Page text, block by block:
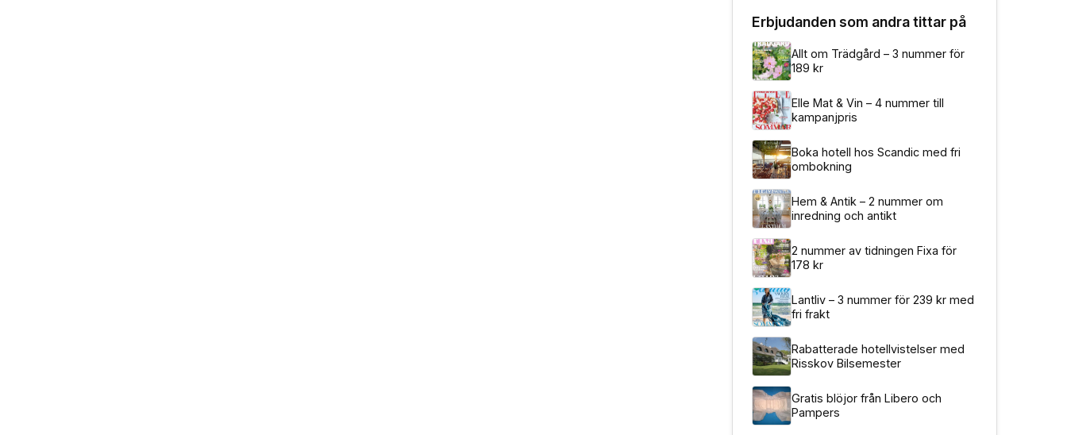
Erbjudanden som andra tittar på
Allt om Trädgård – 3 nummer för
189 kr
Elle Mat & Vin – 4 nummer till
kampanjpris
Boka hotell hos Scandic med fri
ombokning
Hem & Antik – 2 nummer om
inredning och antikt
2 nummer av tidningen Fixa för
178 kr
Lantliv – 3 nummer för 239 kr med
fri frakt
Rabatterade hotellvistelser med
Risskov Bilsemester
Gratis blöjor från Libero och
Pampers